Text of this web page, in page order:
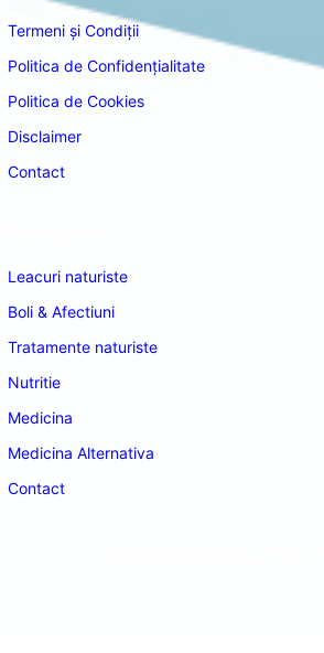
Termeni și Condiții
Politica de Confidențialitate
Politica de Cookies
Disclaimer
Contact
Leacuri naturiste
Boli & Afectiuni
Tratamente naturiste
Nutritie
Medicina
Medicina Alternativa
Contact